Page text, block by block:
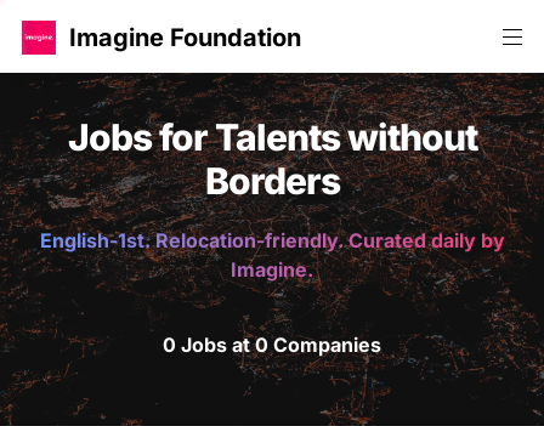
Imagine Foundation
Jobs for Talents without
Borders
English-1st. Relocation-friendly. Curated daily by
Imagine.
0 Jobs at 0 Companies